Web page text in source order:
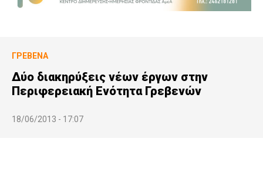
ΓΡΕΒΕΝΆ
Δύο διακηρύξεις νέων έργων στην
Περιφερειακή Ενότητα Γρεβενών
18/06/2013 - 17:07